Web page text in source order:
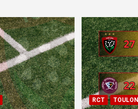
RCT TOULON